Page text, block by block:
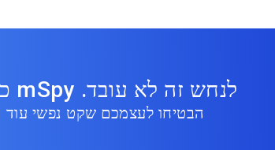
לנחש זה לא עובד. mSpy כן עובד.
הבטיחו לעצמכם שקט נפשי עוד